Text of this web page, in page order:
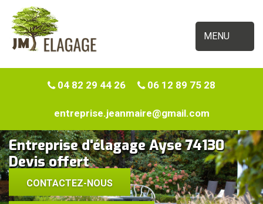
MENU
04 82 29 44 26 06 12 89 75 28
entreprise.jeanmaire@gmail.com
Entreprise d'élagage Ayse 74130
Devis offert
CONTACTEZ-NOUS